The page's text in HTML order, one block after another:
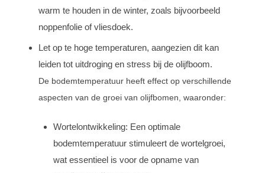
warm te houden in de winter, zoals bijvoorbeeld
noppenfolie of vliesdoek.
Let op te hoge temperaturen, aangezien dit kan
leiden tot uitdroging en stress bij de olijfboom.
De bodemtemperatuur heeft effect op verschillende
aspecten van de groei van olijfbomen, waaronder:
Wortelontwikkeling: Een optimale
bodemtemperatuur stimuleert de wortelgroei,
wat essentieel is voor de opname van